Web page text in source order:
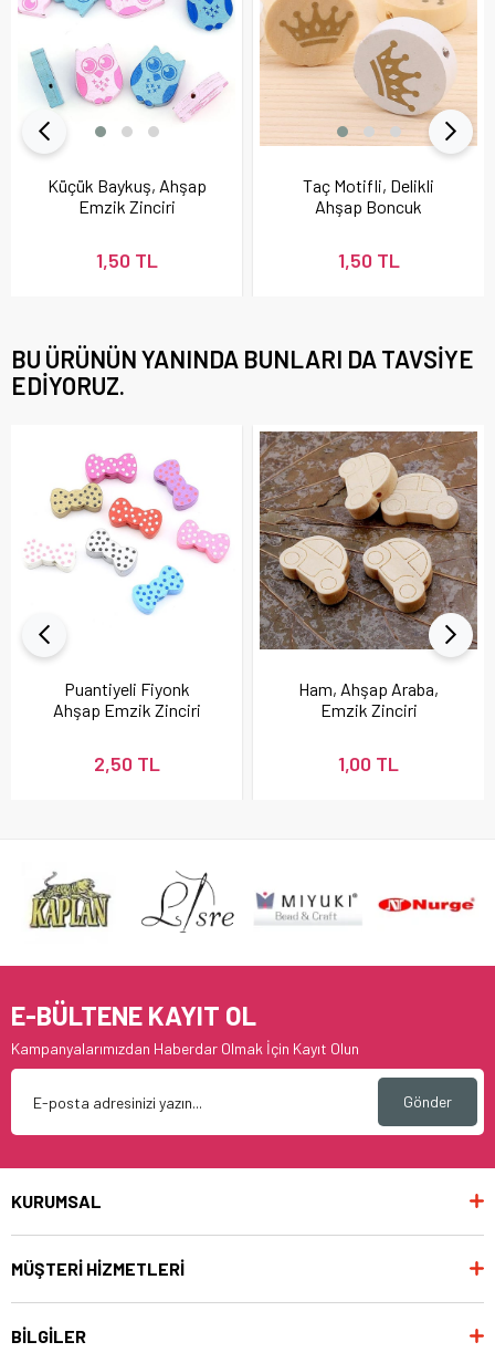
Küçük Baykuş, Ahşap
Emzik Zinciri
1,50 TL
Taç Motifli, Delikli
Ahşap Boncuk
1,50 TL
BU ÜRÜNÜN YANINDA BUNLARI DA TAVSIYE
EDIYORUZ.
Puantiyeli Fiyonk
Ahşap Emzik Zinciri
2,50 TL
Ham, Ahşap Araba,
Emzik Zinciri
1,00 TL
E-BÜLTENE KAYIT OL
Kampanyalarımızdan Haberdar Olmak İçin Kayıt Olun
Gönder
KURUMSAL
MÜŞTERİ HİZMETLERİ
BİLGİLER